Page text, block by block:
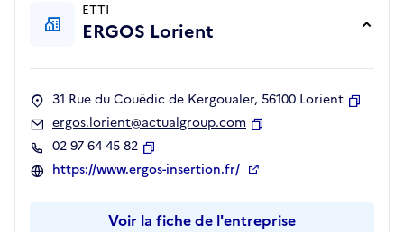
ETTI
ERGOS Lorient
31 Rue du Couëdic de Kergoualer, 56100 Lorient
ergos.lorient@actualgroup.com
02 97 64 45 82
Copier
https://www.ergos-insertion.fr/
Voir la fiche de l'entreprise